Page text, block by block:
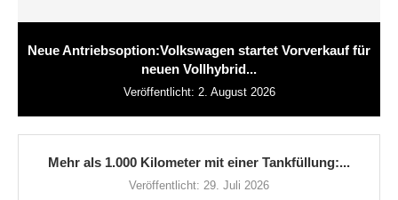
Neue Antriebsoption:Volkswagen startet Vorverkauf für
neuen Vollhybrid...
Veröffentlicht: 2. August 2026
Mehr als 1.000 Kilometer mit einer Tankfüllung:...
Veröffentlicht: 29. Juli 2026